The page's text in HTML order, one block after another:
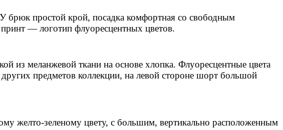
брюк простой крой, посадка комфортная со свободным
— логотип флуоресцентных цветов.
из меланжевой ткани на основе хлопка. Флуоресцентные цвета
предметов коллекции, на левой стороне шорт большой
желто-зеленому цвету, с большим, вертикально расположенным